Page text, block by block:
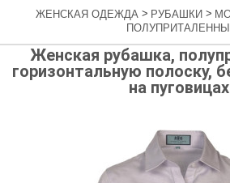
ЖЕНСКАЯ ОДЕЖДА > РУБАШКИ >
Женская рубашка,
горизонтальную полоску,
на пуговицах